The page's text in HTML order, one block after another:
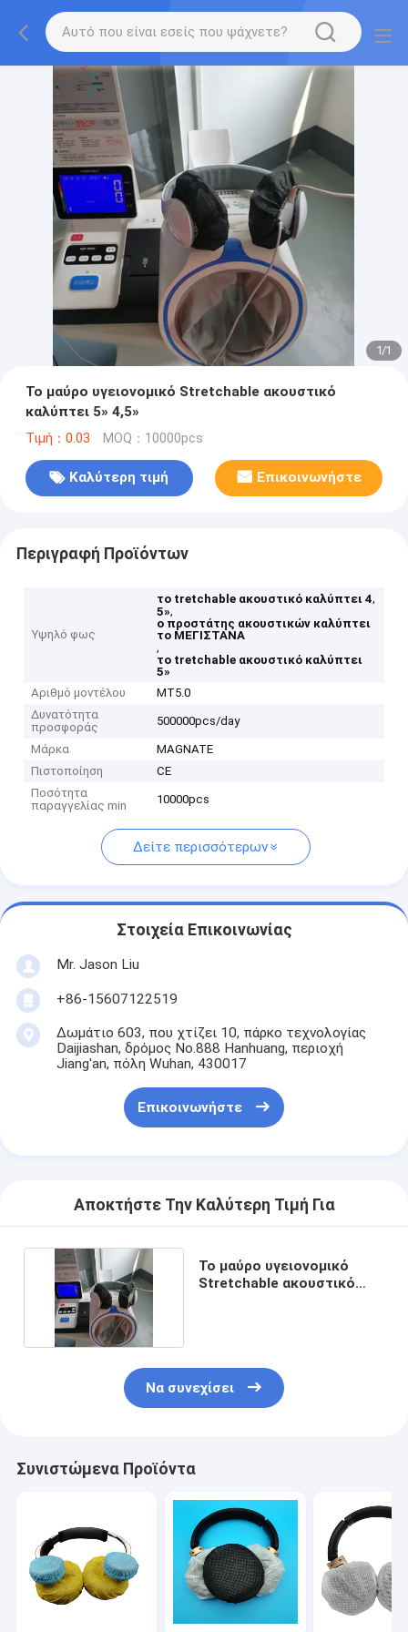
1/1
Το μαύρο υγειονομικό Stretchable ακουστικό
καλύπτει 5» 4,5»
Τιμή：0.03 MOQ：10000pcs
Καλύτερη τιμή Επικοινωνήστε
Περιγραφή Προϊόντων
Υψηλό φως
το tretchable ακουστικό καλύπτει 4,
5»,
ο προστάτης ακουστικών καλύπτει
το ΜΕΓΙΣΤΑΝΑ
,
το tretchable ακουστικό καλύπτει
5»
Αριθμό μοντέλου
MT5.0
Δυνατότητα
προσφοράς
500000pcs/day
Μάρκα
MAGNATE
Πιστοποίηση
CE
Ποσότητα
παραγγελίας min
10000pcs
Δείτε περισσότερων
Στοιχεία Επικοινωνίας
Mr. Jason Liu
+86-15607122519
Δωμάτιο 603, που χτίζει 10, πάρκο τεχνολογίας
Daijiashan, δρόμος No.888 Hanhuang, περιοχή
Jiang'an, πόλη Wuhan, 430017
Επικοινωνήστε
Αποκτήστε Την Καλύτερη Τιμή Για
Το μαύρο υγειονομικό
Stretchable ακουστικό
Να συνεχίσει
Συνιστώμενα Προϊόντα